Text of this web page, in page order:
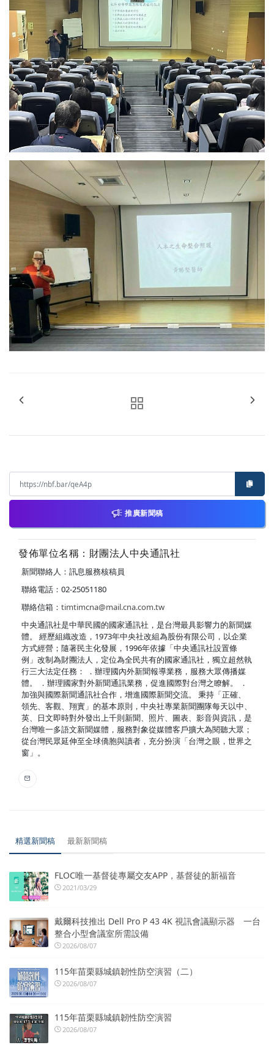
推廣新聞稿
發佈單位名稱：財團法人中央通訊社
新聞聯絡人：訊息服務核稿員
聯絡電話：02-25051180
聯絡信箱： timtimcna@mail.cna.com.tw
中央通訊社是中華民國的國家通訊社，是台灣最具影響力的新聞媒
體。 經歷組織改造，1973年中央社改組為股份有限公司，以企業
方式經營；隨著民主化發展，1996年依據「中央通訊社設置條
例」改制為財團法人，定位為全民共有的國家通訊社，獨立超然執
行三大法定任務： ．辦理國內外新聞報導業務，服務大眾傳播媒
體。 ．辦理國家對外新聞通訊業務，促進國際對台灣之瞭解。 ．
加強與國際新聞通訊社合作，增進國際新聞交流。 秉持「正確、
領先、客觀、翔實」的基本原則，中央社專業新聞團隊每天以中、
英、日文即時對外發出上千則新聞、照片、圖表、影音與資訊，是
台灣唯一多語文新聞媒體，服務對象從媒體客戶擴大為閱聽大眾；
從台灣民眾延伸至全球僑胞與讀者，充分扮演「台灣之眼，世界之
窗」。
精選新聞稿 最新新聞稿
FLOC唯一基督徒專屬交友APP，基督徒的新福音
2021/03/29
戴爾科技推出 Dell Pro P 43 4K 視訊會議顯示器 一台
整合小型會議室所需設備
2026/08/07
115年苗栗縣城鎮韌性防空演習（二）
2026/08/07
115年苗栗縣城鎮韌性防空演習
2026/08/07